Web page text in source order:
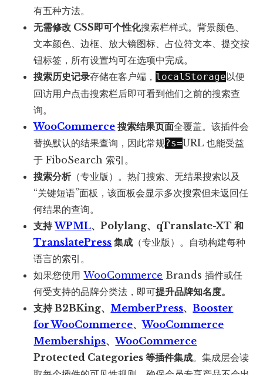
有五种方法。
无需修改 CSS即可个性化搜索栏样式。背景颜色、
文本颜色、边框、放大镜图标、占位符文本、提交按
钮标签，所有设置均可在选项中完成。
搜索历史记录存储在客户端， localStorage以便
回访用户点击搜索栏后即可看到他们之前的搜索查
询。
WooCommerce 搜索结果页面全覆盖。该插件会
替换默认的结果查询，因此常规?s=URL 也能受益
于 FiboSearch 索引。
搜索分析（专业版）。热门搜索、无结果搜索以及
“关键短语”面板，该面板会显示多次搜索但未返回任
何结果的查询。
支持WPML、Polylang、qTranslate-XT 和
TranslatePress 集成 （专业版）。自动构建每种
语言的索引。
如果您使用WooCommerce Brands 插件或任
何受支持的品牌分类法，即可提升品牌知名度。
支持 B2BKing、 MemberPress、Booster
for WooCommerce、WooCommerce
Memberships、WooCommerce
Protected Categories 等插件集成。集成层会读